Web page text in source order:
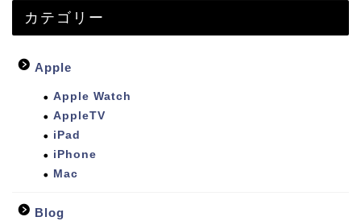
カテゴリー
Apple
Apple Watch
AppleTV
iPad
iPhone
Mac
Blog